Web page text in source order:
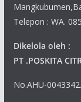
Telepon : WA.
Dikelola oleh :
PT .POSKITA
No.AHU-